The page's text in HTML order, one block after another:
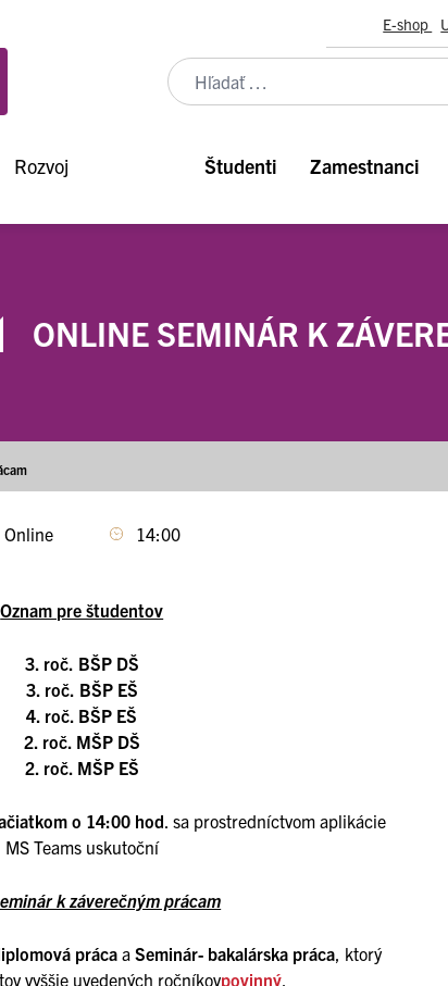
E-shop
Rozvoj Študenti Zamestnanci
ONLINE SEMINÁR K
Online 14:00
Oznam pre študentov
3. roč. BŠP DŠ
3. roč. BŠP EŠ
4. roč. BŠP EŠ
2. roč. MŠP DŠ
2. roč. MŠP EŠ
o 14:00 hod . sa prostredníctvom aplikácie
MS Teams uskutoční
k záverečným prácam
prácaa Seminár- bakalárska práca, ktorý
vyššie uvedených ročníkovpovinný